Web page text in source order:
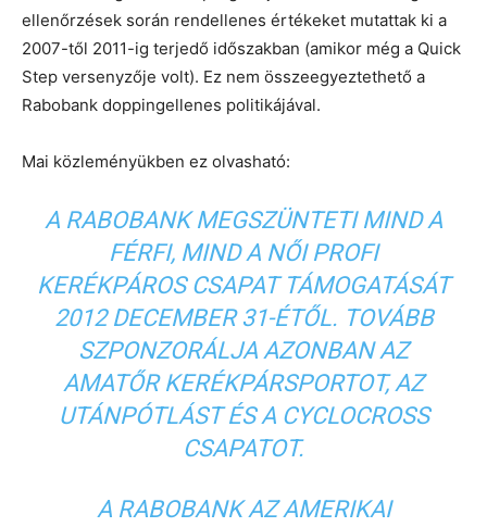
ellenőrzések során rendellenes értékeket mutattak ki a
2007-től 2011-ig terjedő időszakban (amikor még a Quick
Step versenyzője volt). Ez nem összeegyeztethető a
Rabobank doppingellenes politikájával.
Mai közleményükben ez olvasható:
A RABOBANK MEGSZÜNTETI MIND A
FÉRFI, MIND A NŐI PROFI
KERÉKPÁROS CSAPAT TÁMOGATÁSÁT
2012 DECEMBER 31-ÉTŐL. TOVÁBB
SZPONZORÁLJA AZONBAN AZ
AMATŐR KERÉKPÁRSPORTOT, AZ
UTÁNPÓTLÁST ÉS A CYCLOCROSS
CSAPATOT.
A RABOBANK AZ AMERIKAI